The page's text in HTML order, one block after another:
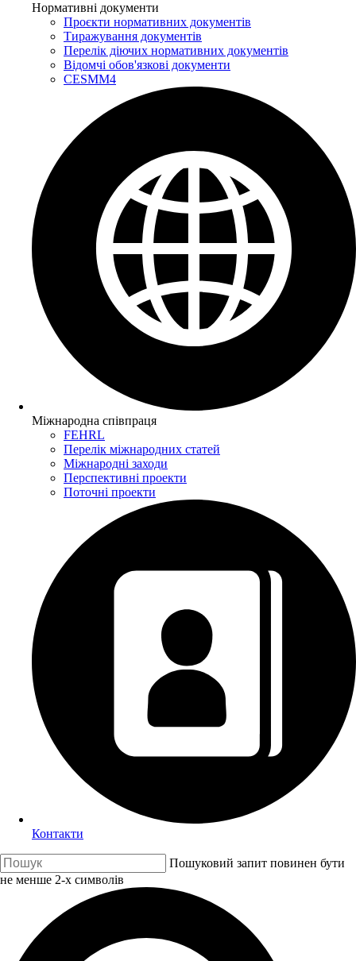
Нормативні документи
Проєкти нормативних документів
Тиражування документів
Перелік діючих нормативних документів
Відомчі обов'язкові документи
CESMM4
Міжнародна співпраця
FEHRL
Перелік міжнародних статей
Міжнародні заходи
Перспективні проекти
Поточні проекти
Контакти
Пошуковий запит повинен бути
не менше 2-х символів